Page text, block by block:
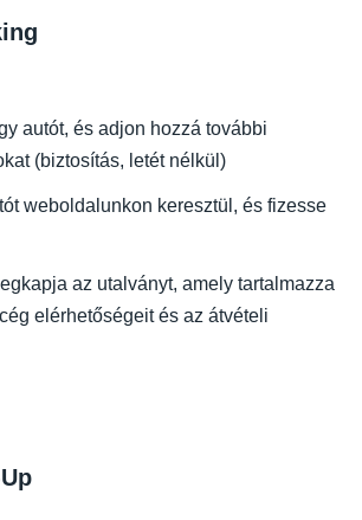
autót, és adjon hozzá további
(biztosítás, letét nélkül)
weboldalunkon keresztül, és fizesse
az utalványt, amely tartalmazza
elérhetőségeit és az átvételi